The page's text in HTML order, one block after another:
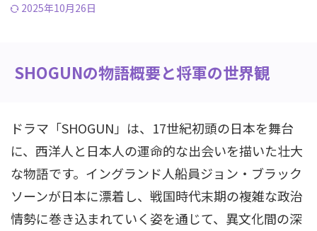
2025年10月26日
SHOGUNの物語概要と将軍の世界観
ドラマ「SHOGUN」は、17世紀初頭の日本を舞台
に、西洋人と日本人の運命的な出会いを描いた壮大
な物語です。イングランド人船員ジョン・ブラック
ソーンが日本に漂着し、戦国時代末期の複雑な政治
情勢に巻き込まれていく姿を通じて、異文化間の深